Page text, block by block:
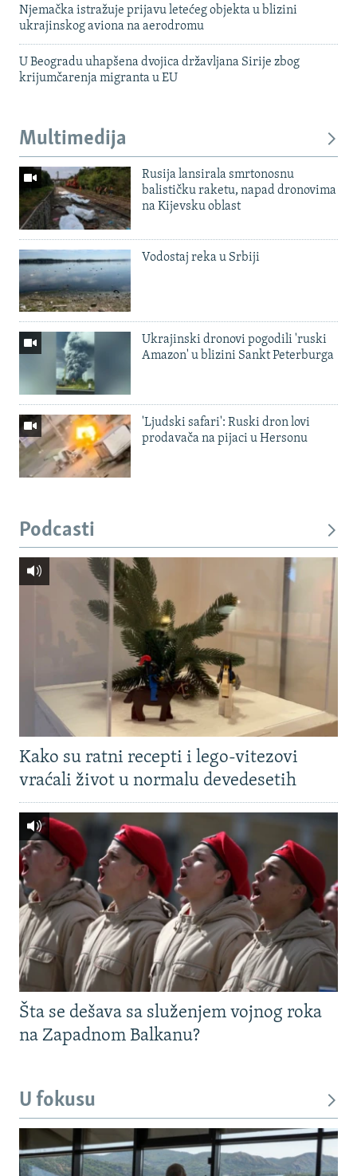
Njemačka istražuje prijavu letećeg objekta u blizini
ukrajinskog aviona na aerodromu
U Beogradu uhapšena dvojica državljana Sirije zbog
krijumčarenja migranta u EU
Multimedija
Rusija lansirala smrtonosnu
balističku raketu, napad dronovima
na Kijevsku oblast
Vodostaj reka u Srbiji
Ukrajinski dronovi pogodili 'ruski
Amazon' u blizini Sankt Peterburga
'Ljudski safari': Ruski dron lovi
prodavača na pijaci u Hersonu
Podcasti
Kako su ratni recepti i lego-vitezovi
vraćali život u normalu devedesetih
Šta se dešava sa služenjem vojnog roka
na Zapadnom Balkanu?
U fokusu